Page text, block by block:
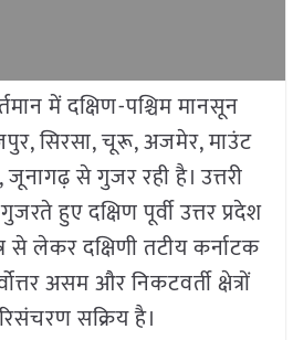
में दक्षिण-पश्चिम मानसून
सिरसा, चूरू, अजमेर, माउंट
से गुजर रही है। उत्तरी
हुए दक्षिण पूर्वी उत्तर प्रदेश
से लेकर दक्षिणी तटीय कर्नाटक
असम और निकटवर्ती क्षेत्रों
सक्रिय है।